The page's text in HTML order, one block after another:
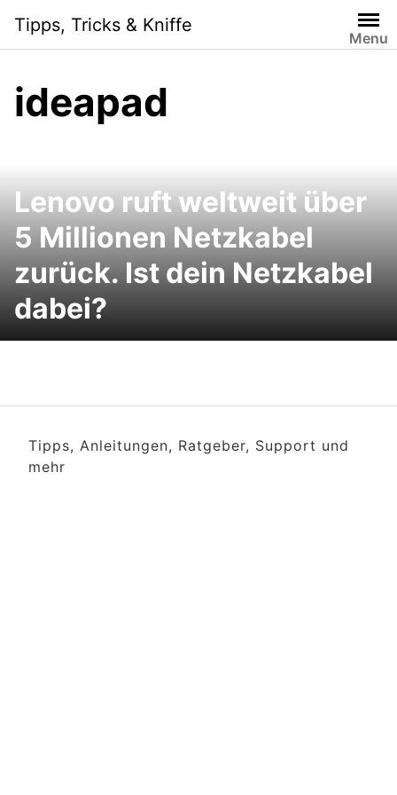
content
Tipps, Tricks & Kniffe
Menu
ideapad
Lenovo ruft weltweit über
5 Millionen Netzkabel
zurück. Ist dein Netzkabel
dabei?
Tipps, Anleitungen, Ratgeber, Support und
mehr